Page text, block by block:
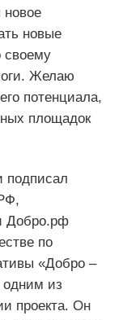
новые
своему
Желаю
потенциала,
площадок
подписал
Добро.рф
по
«Добро –
одним из
проекта. Он